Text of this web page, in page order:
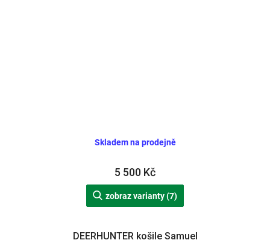
Skladem na prodejně
5 500 Kč
zobraz varianty (7)
DEERHUNTER košile Samuel